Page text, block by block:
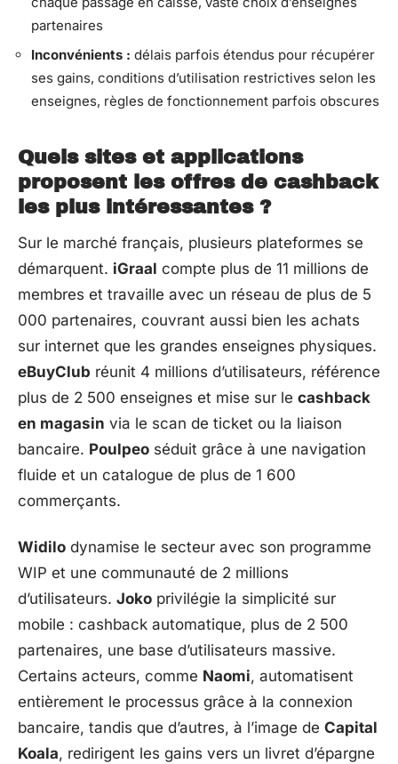
partenaires
Inconvénients : délais parfois étendus pour récupérer
ses gains, conditions d’utilisation restrictives selon les
enseignes, règles de fonctionnement parfois obscures
Quels sites et applications
proposent les offres de cashback
les plus intéressantes ?
Sur le marché français, plusieurs plateformes se
démarquent. iGraal compte plus de 11 millions de
membres et travaille avec un réseau de plus de 5
000 partenaires, couvrant aussi bien les achats
sur internet que les grandes enseignes physiques.
eBuyClub réunit 4 millions d’utilisateurs, référence
plus de 2 500 enseignes et mise sur le cashback
en magasin via le scan de ticket ou la liaison
bancaire. Poulpeo séduit grâce à une navigation
fluide et un catalogue de plus de 1 600
commerçants.
Widilo dynamise le secteur avec son programme
WIP et une communauté de 2 millions
d’utilisateurs. Joko privilégie la simplicité sur
mobile : cashback automatique, plus de 2 500
partenaires, une base d’utilisateurs massive.
Certains acteurs, comme Naomi, automatisent
entièrement le processus grâce à la connexion
bancaire, tandis que d’autres, à l’image de Capital
Koala, redirigent les gains vers un livret d’épargne